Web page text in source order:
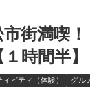
市街満喫
時間半】
ィビティ（体験） グル